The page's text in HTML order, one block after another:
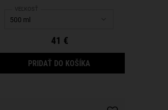
Select a
VEĽKOSŤ
41 €
PRIDAŤ DO KOŠÍKA